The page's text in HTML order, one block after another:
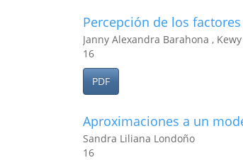
Percepción de los
Janny Alexandra Barahona ,
16
PDF
Aproximaciones a un
Sandra Liliana Londoño
16